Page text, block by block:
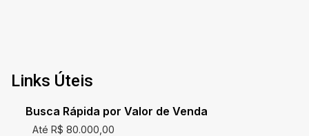
Links Úteis
Busca Rápida por Valor de Venda
Até R$ 80.000,00